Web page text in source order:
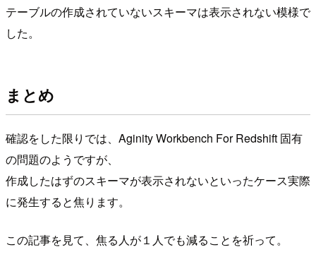
テーブルの作成されていないスキーマは表示されない模様で
した。
まとめ
確認をした限りでは、Aginity Workbench For Redshift 固有
の問題のようですが、
作成したはずのスキーマが表示されないといったケース実際
に発生すると焦ります。
この記事を見て、焦る人が１人でも減ることを祈って。